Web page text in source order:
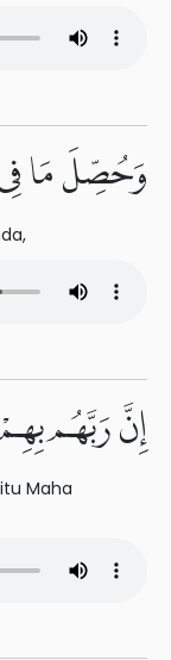
وَحُصِّلَ مَا فِى
إِنَّ رَبَّهُم بِهِمْ
Maha